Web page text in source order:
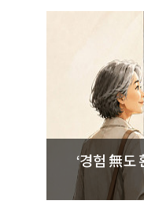
‘경험 無도 환